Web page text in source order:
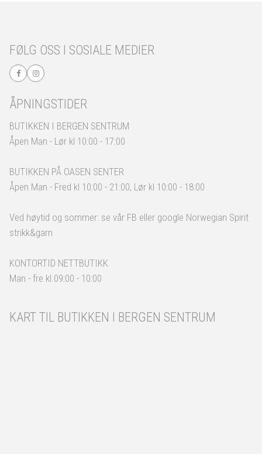
FØLG OSS I SOSIALE MEDIER
ÅPNINGSTIDER
BUTIKKEN I BERGEN SENTRUM
Åpen Man - Lør kl 10:00 - 17:00
BUTIKKEN PÅ OASEN SENTER
Åpen Man - Fred kl 10:00 - 21:00, Lør kl 10:00 - 18:00
Ved høytid og sommer: se vår FB eller google Norwegian Spirit
strikk&garn
KONTORTID NETTBUTIKK
Man - fre kl.09:00 - 10:00
KART TIL BUTIKKEN I BERGEN SENTRUM